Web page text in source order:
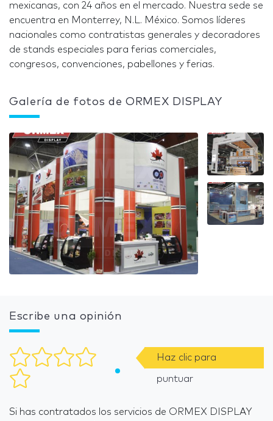
mexicanas, con 24 años en el mercado. Nuestra sede se
encuentra en Monterrey, N.L. México. Somos líderes
nacionales como contratistas generales y decoradores
de stands especiales para ferias comerciales,
congresos, convenciones, pabellones y ferias.
Galería de fotos de ORMEX DISPLAY
Escribe una opinión
Haz clic para
puntuar
Si has contratados los servicios de ORMEX DISPLAY